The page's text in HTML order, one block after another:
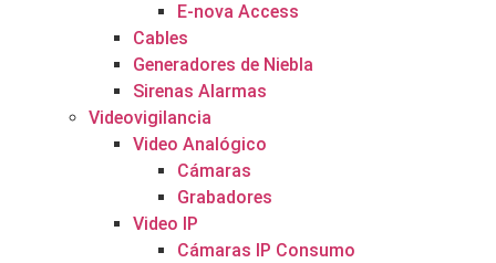
E-nova Access
Cables
Generadores de Niebla
Sirenas Alarmas
Videovigilancia
Video Analógico
Cámaras
Grabadores
Video IP
Cámaras IP Consumo